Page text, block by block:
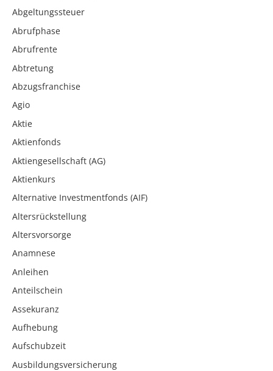
Abgeltungssteuer
Abrufphase
Abrufrente
Abtretung
Abzugsfranchise
Agio
Aktie
Aktienfonds
Aktiengesellschaft (AG)
Aktienkurs
Alternative Investmentfonds (AIF)
Altersrückstellung
Altersvorsorge
Anamnese
Anleihen
Anteilschein
Assekuranz
Aufhebung
Aufschubzeit
Ausbildungsversicherung